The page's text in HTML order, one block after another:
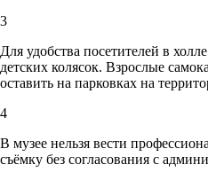
3
Для удобства посетителей в
детских колясок. Взрослые
оставить на парковках на
4
В музее нельзя вести
съёмку без согласования с